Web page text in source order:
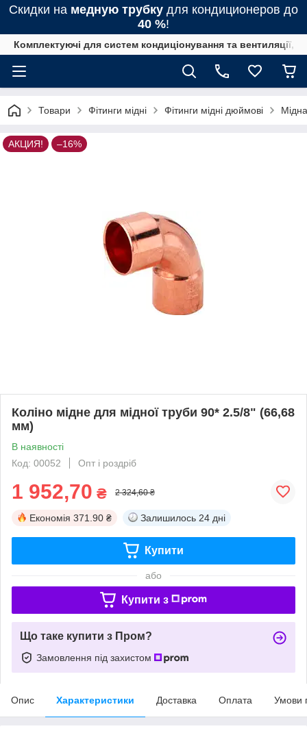
Скидки на медную трубку для кондиционеров до
40 %!
Комплектуючі для систем кондиціонування та вентиляції,
Товари Фітинги мідні Фітинги мідні дюймові
АКЦИЯ! –16%
Коліно мідне для мідної труби 90* 2.5/8" (66,68
мм)
В наявності
Код: 00052
Опт і роздріб
1 952,70 ₴ 2 324,60 ₴
Економія 371.90 ₴ Залишилось 24 дні
Купити
або
Купити з
Що таке купити з Пром?
Замовлення під захистом
Опис Характеристики Доставка Оплата Умови